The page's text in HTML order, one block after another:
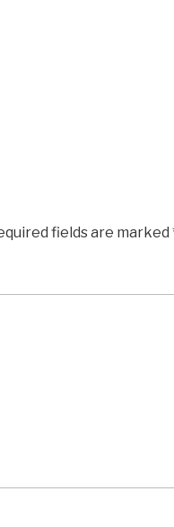
fields are marked